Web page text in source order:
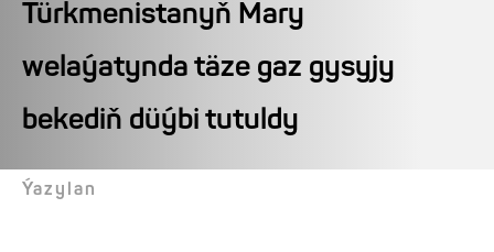
Türkmenistanyň Mary
welaýatynda täze gaz gysyjy
bekediň düýbi tutuldy
Ýazylan